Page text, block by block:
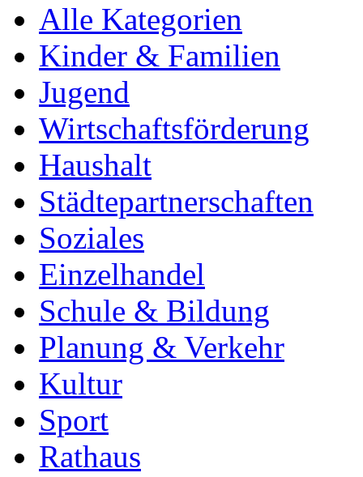
Alle Kategorien
Kinder & Familien
Jugend
Wirtschaftsförderung
Haushalt
Städtepartnerschaften
Soziales
Einzelhandel
Schule & Bildung
Planung & Verkehr
Kultur
Sport
Rathaus